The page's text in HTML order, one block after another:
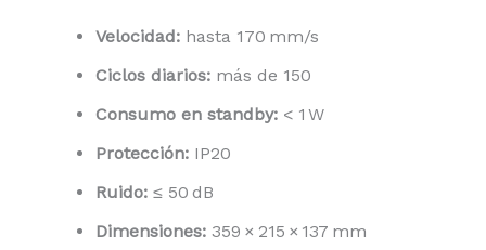
Velocidad: hasta 170 mm/s
Ciclos diarios: más de 150
Consumo en standby: < 1 W
Protección: IP20
Ruido: ≤ 50 dB
Dimensiones: 359 × 215 × 137 mm